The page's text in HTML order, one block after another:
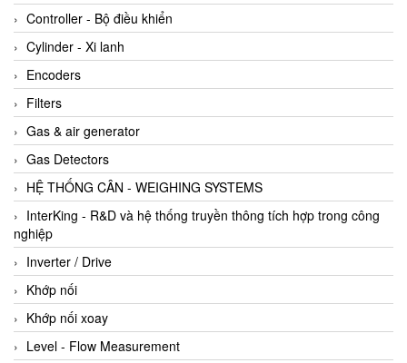
Controller - Bộ điều khiển
Cylinder - Xi lanh
Encoders
Filters
Gas & air generator
Gas Detectors
HỆ THỐNG CÂN - WEIGHING SYSTEMS
InterKing - R&D và hệ thống truyền thông tích hợp trong công
nghiệp
Inverter / Drive
Khớp nối
Khớp nối xoay
Level - Flow Measurement